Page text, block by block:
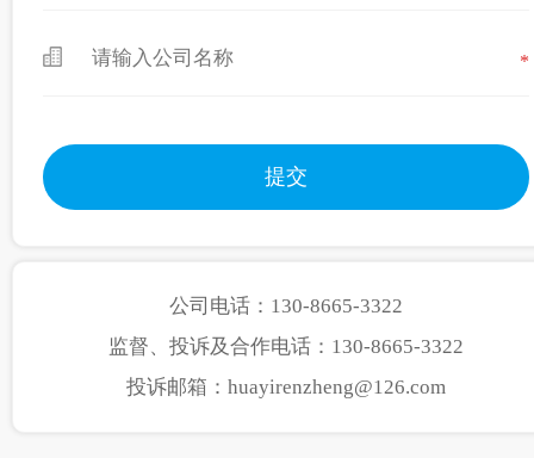
*
公司电话：130-8665-3322
监督、投诉及合作电话：130-8665-3322
投诉邮箱：huayirenzheng@126.com